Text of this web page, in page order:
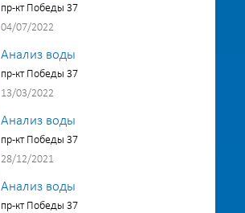
пр-кт Победы 37
04/07/2022
Анализ воды
пр-кт Победы 37
13/03/2022
Анализ воды
пр-кт Победы 37
28/12/2021
Анализ воды
пр-кт Победы 37